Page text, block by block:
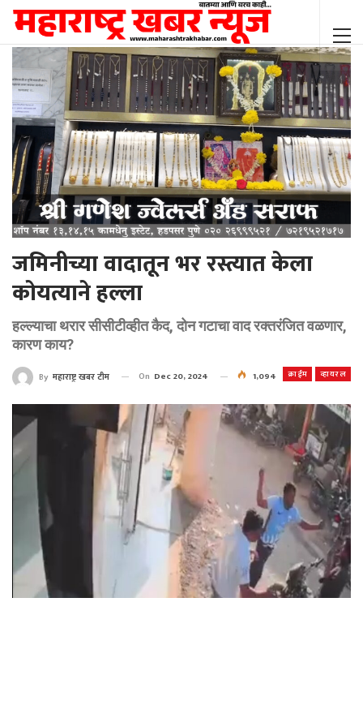
जमिनीच्या वादातून भर रस्त्यात केला
कोयत्याने हल्ला
हल्ल्याचा थरार सीसीटीव्हीत कैद, दोन गटाचा वाद रक्तरंजित वळणार,
कारण काय?
क्राईम व्हायरल
By महाराष्ट्र खबर टीम On Dec 20, 2024 1,094